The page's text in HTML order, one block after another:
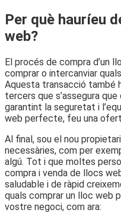
Per què hauríeu
web?
El procés de compra d’un
comprar o intercanviar
Aquesta transacció també
tercers que s’assegura
garantint la seguretat i
web perfecte, feu una
Al final, sou el nou
necessàries, com per
algú. Tot i que moltes
compra i venda de llocs
saludable i de ràpid
quals comprar un lloc web
vostre negoci, com ara: